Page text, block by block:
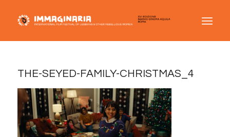
THE-SEYED-FAMILY-CHRISTMAS_4